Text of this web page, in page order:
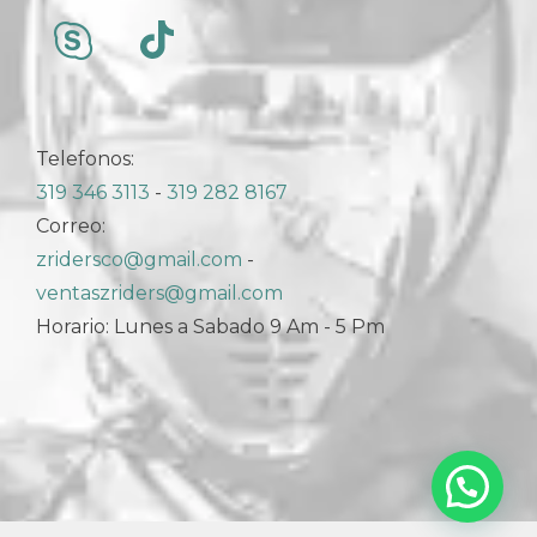
Telefonos:
319 346 3113 - 319 282 8167
Correo:
zridersco@gmail.com -
ventaszriders@gmail.com
Horario: Lunes a Sabado 9 Am - 5 Pm